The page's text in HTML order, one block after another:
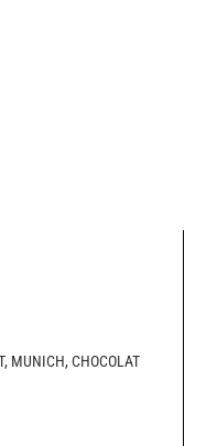
MUNICH, CHOCOLAT